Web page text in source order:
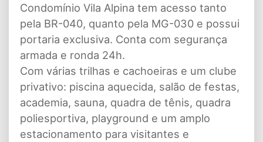
Condomínio Vila Alpina tem acesso tanto
pela BR-040, quanto pela MG-030 e possui
portaria exclusiva. Conta com segurança
armada e ronda 24h.
Com várias trilhas e cachoeiras e um clube
privativo: piscina aquecida, salão de festas,
academia, sauna, quadra de tênis, quadra
poliesportiva, playground e um amplo
estacionamento para visitantes e